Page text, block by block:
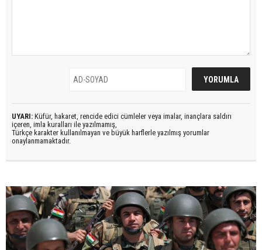
UYARI: Küfür, hakaret, rencide edici cümleler veya imalar, inançlara saldırı
içeren, imla kuralları ile yazılmamış,
Türkçe karakter kullanılmayan ve büyük harflerle yazılmış yorumlar
onaylanmamaktadır.